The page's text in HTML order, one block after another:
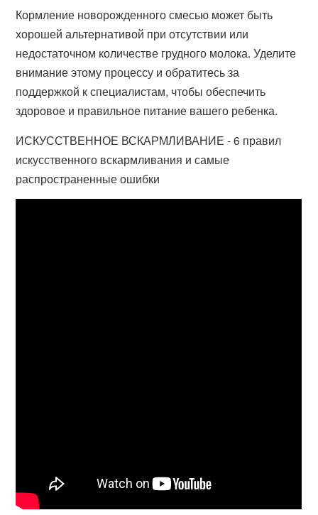
Кормление новорожденного смесью может быть
хорошей альтернативой при отсутствии или
недостаточном количестве грудного молока. Уделите
внимание этому процессу и обратитесь за
поддержкой к специалистам, чтобы обеспечить
здоровое и правильное питание вашего ребенка.
ИСКУССТВЕННОЕ ВСКАРМЛИВАНИЕ - 6 правил
искусственного вскармливания и самые
распространенные ошибки